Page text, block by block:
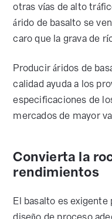
otras vías de alto
árido de basalto se
caro que la grava de
Producir áridos de
calidad ayuda a los
especificaciones de
mercados de mayor
Convierta la
rendimientos
El basalto es exigente